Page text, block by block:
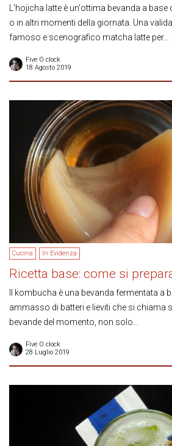
L'hojicha latte è un'ottima bevanda a
o in altri momenti della giornata. Una
famoso e scenografico matcha latte per...
Five O clock
18 Agosto 2019
Cucina In Evidenza
Ricetta base: come si
Il kombucha è una bevanda fermentata a
ammasso di batteri e lieviti che si chiama
bevande del momento, non solo...
Five O clock
28 Luglio 2019